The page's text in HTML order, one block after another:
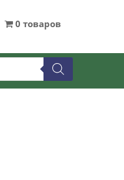
0 товаров